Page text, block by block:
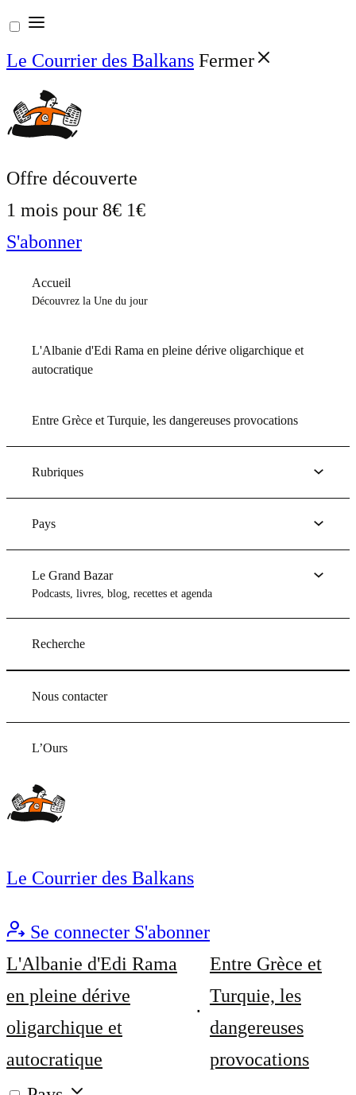
Aller
au
contenu
Le Courrier des Balkans Fermer
Offre découverte
1 mois pour 8€ 1€
S'abonner
Accueil
Découvrez la Une du jour
L'Albanie d'Edi Rama en pleine dérive oligarchique et
autocratique
Entre Grèce et Turquie, les dangereuses provocations
Rubriques
Pays
Le Grand Bazar
Podcasts, livres, blog, recettes et agenda
Recherche
Nous contacter
L’Ours
Le Courrier des Balkans
Se connecter S'abonner
L'Albanie d'Edi Rama
en pleine dérive
oligarchique et
autocratique
Entre Grèce et
Turquie, les
dangereuses
provocations